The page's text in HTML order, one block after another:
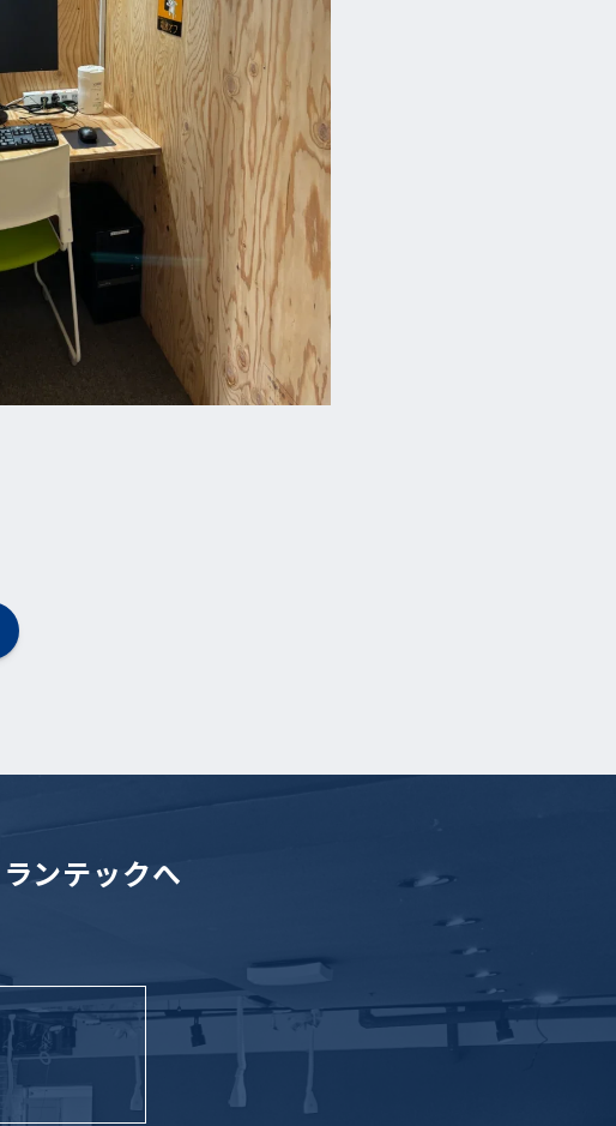
ランテックへ